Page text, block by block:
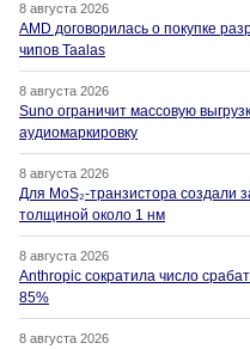
8 августа 2026
AMD договорилась о покупке
чипов Taalas
8 августа 2026
Suno ограничит массовую
аудиомаркировку
8 августа 2026
Для MoS₂-транзистора создали
толщиной около 1 нм
8 августа 2026
Anthropic сократила число
85%
8 августа 2026